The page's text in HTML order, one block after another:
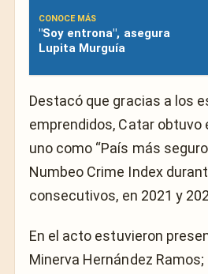
CONOCE MÁS
"Soy entrona", asegura
Lupita Murguía
Destacó que gracias a los
emprendidos, Catar obtuvo
uno como “País más seguro
Numbeo Crime Index
consecutivos, en 2021 y
En el acto estuvieron
Minerva Hernández